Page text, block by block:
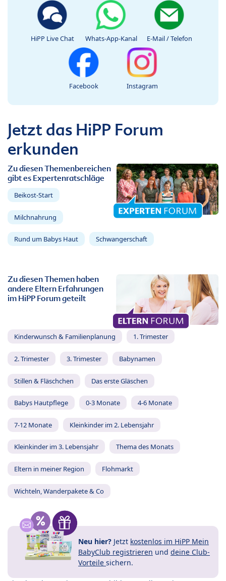
HiPP Live Chat Whats-App-Kanal E-Mail / Telefon
Facebook Instagram
Jetzt das HiPP Forum
erkunden
Zu diesen Themenbereichen
gibt es Expertenratschläge
Beikost-Start
Milchnahrung
Rund um Babys Haut Schwangerschaft
Zu diesen Themen haben
andere Eltern Erfahrungen
im HiPP Forum geteilt
Kinderwunsch & Familienplanung 1. Trimester
2. Trimester 3. Trimester Babynamen
Stillen & Fläschchen Das erste Gläschen
Babys Hautpflege 0-3 Monate 4-6 Monate
7-12 Monate Kleinkinder im 2. Lebensjahr
Kleinkinder im 3. Lebensjahr Thema des Monats
Eltern in meiner Region Flohmarkt
Wichteln, Wanderpakete & Co
Neu hier? Jetzt kostenlos im HiPP Mein
BabyClub registrieren und deine Club-
Vorteile sichern.